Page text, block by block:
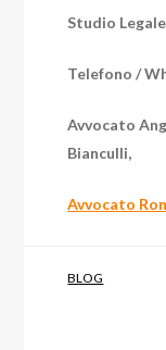
Studio
Telefono /
Avvocato
Bianculli,
Avvocato
BLOG